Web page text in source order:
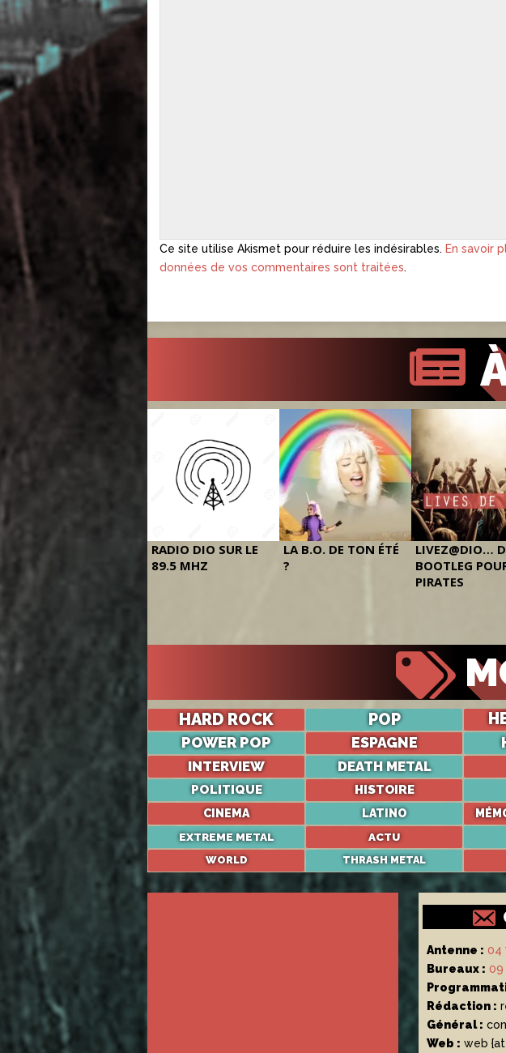
Ce site utilise Akismet pour réduire les indésirables. En savoir
données de vos commentaires sont traitées.
RADIO DIO SUR LE
89.5 MHZ
LA B.O. DE TON ÉTÉ
?
LIVEZ@DIO…
BOOTLEG
PIRATES
HARD ROCK POP
POWER POP
ESPAGNE
INTERVIEW
DEATH METAL
POLITIQUE
HISTOIRE
CINEMA LATINO
EXTREME METAL
ACTU
WORLD
THRASH METAL
Antenne : 04
Bureaux : 09
Rédaction :
Général :
Web : web